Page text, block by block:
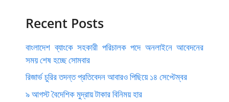
Recent Posts
বাংলাদেশ ব্যাংকে সহকারী পরিচালক পদে অনলাইনে আবেদনের
সময় শেষ হচ্ছে সোমবার
রিজার্ভ চুরির তদন্ত প্রতিবেদন আবারও পিছিয়ে ১৪ সেপ্টেম্বর
৯ আগস্ট বৈদেশিক মুদ্রায় টাকার বিনিময় হার